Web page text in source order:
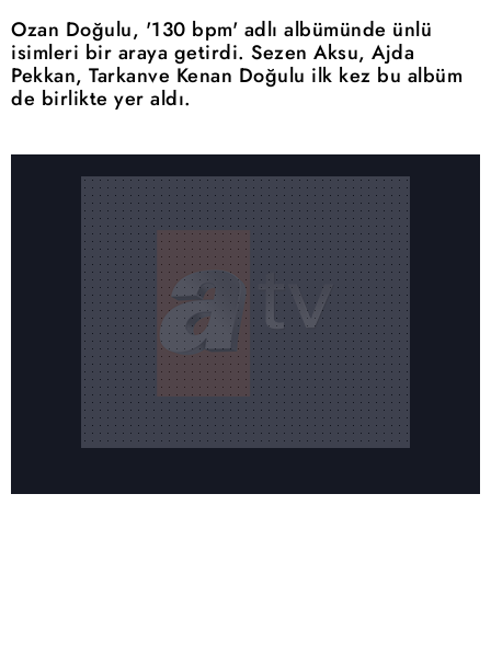
Ozan Doğulu, '130 bpm' adlı albümünde ünlü
isimleri bir araya getirdi. Sezen Aksu, Ajda
Pekkan, Tarkanve Kenan Doğulu ilk kez bu albüm
de birlikte yer aldı.